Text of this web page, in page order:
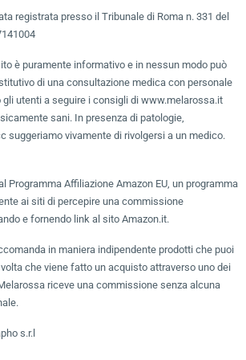
registrata presso il Tribunale di Roma n. 331 del
è puramente informativo e in nessun modo può
di una consultazione medica con personale
utenti a seguire i consigli di www.melarossa.it
sani. In presenza di patologie,
suggeriamo vivamente di rivolgersi a un medico.
Programma Affiliazione Amazon EU, un programma
ai siti di percepire una commissione
e fornendo link al sito Amazon.it.
in maniera indipendente prodotti che puoi
che viene fatto un acquisto attraverso uno dei
riceve una commissione senza alcuna
s.r.l